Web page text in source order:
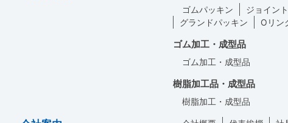
ゴムパッキン
ジョイン
グランドパッキン
Oリン
ゴム加工・成型品
ゴム加工・成型品
樹脂加工品・成型品
樹脂加工・成型品